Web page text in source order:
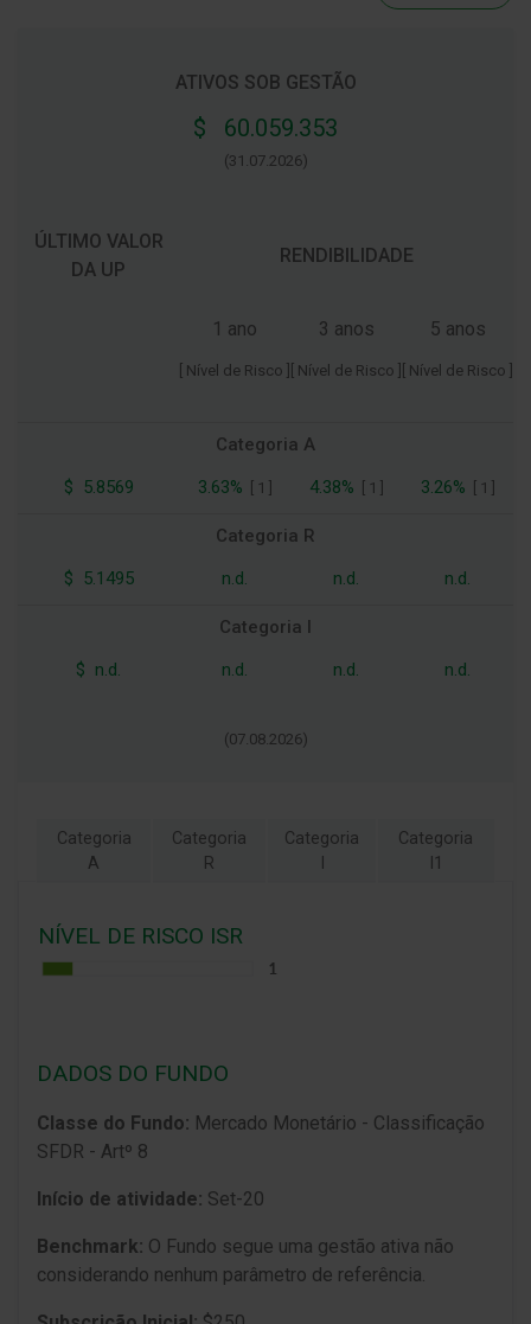
ATIVOS SOB GESTÃO
$ 60.059.353
(31.07.2026)
ÚLTIMO VALOR
DA UP
RENDIBILIDADE
1 ano
[ Nível de Risco ]
3 anos
[ Nível de Risco ]
5 anos
[ Nível de Risco ]
Categoria A
$ 5.8569 3.63% 1 4.38% 1 3.26% 1
Categoria R
$ 5.1495 n.d. n.d. n.d.
Categoria I
$ n.d. n.d. n.d. n.d.
(07.08.2026)
Categoria
A
Categoria
R
Categoria
Categoria
I1
NÍVEL DE RISCO ISR
DADOS DO FUNDO
Classe do Fundo: Mercado Monetário - Classificação
SFDR - Artº 8
Início de atividade: Set-20
Benchmark: O Fundo segue uma gestão ativa não
considerando nenhum parâmetro de referência.